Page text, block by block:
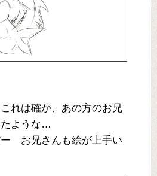
れは確か、あの方のお兄
たような…
お兄さんも絵が上手い